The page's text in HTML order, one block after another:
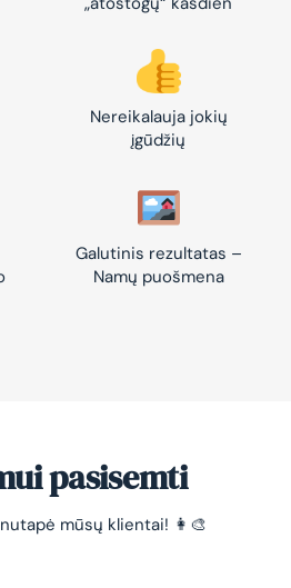
Nereikalauja jokių
įgūdžių
Galutinis rezultatas –
Namų puošmena
pasisemti
mūsų klientai! 👩‍🎨